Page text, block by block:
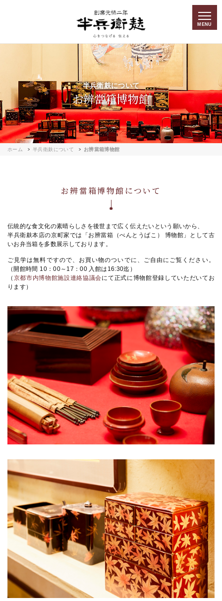
MENU
半兵衛麸について
お辨當箱博物館
ホーム 半兵衛麸について お辨當箱博物館
お辨當箱博物館について
伝統的な食文化の素晴らしさを後世まで広く伝えたいという願いから、
半兵衛麸本店の京町家では「お辨當箱（べんとうばこ） 博物館」として古
いお弁当箱を多数展示しております。
ご見学は無料ですので、お買い物のついでに、ご自由にご覧ください。
（開館時間 10：00～17：00 入館は16:30迄）
（ 京都市内博物館施設連絡協議会にて正式に博物館登録していただいてお
ります）